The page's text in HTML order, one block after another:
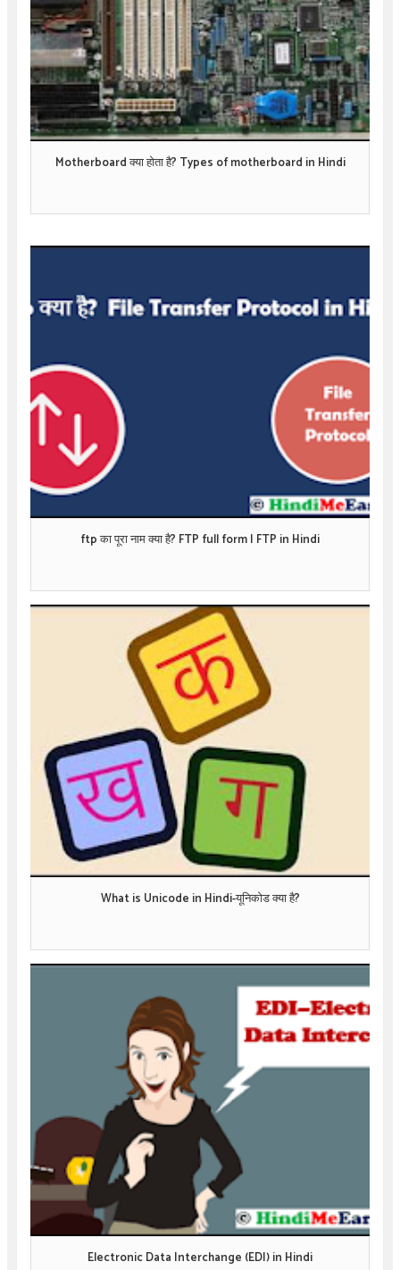
Motherboard क्या होता है? Types of motherboard in Hindi
ftp का पूरा नाम क्या है? FTP full form | FTP in Hindi
What is Unicode in Hindi-यूनिकोड क्या है?
Electronic Data Interchange (EDI) in Hindi